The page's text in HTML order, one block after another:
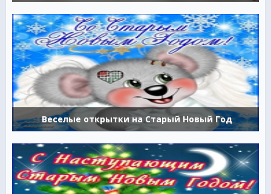
Веселые открытки на Старый Новый Год